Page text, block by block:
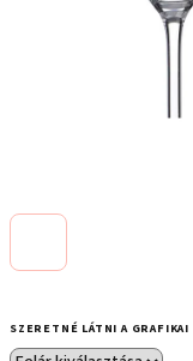
SZERETNÉ LÁTNI A